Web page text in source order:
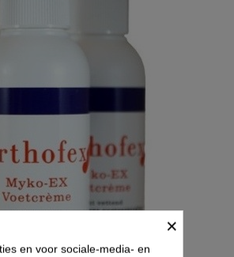
×
en voor sociale-media- en